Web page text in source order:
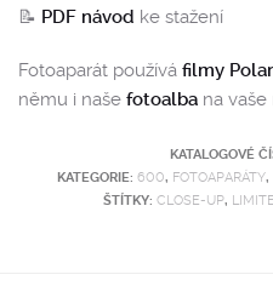
📝 PDF návod ke stažení
Fotoaparát používá filmy
němu i naše fotoalba na vaše
KATALOGOVÉ
KATEGORIE: 600, FOTOAPARÁTY,
ŠTÍTKY: CLOSE-UP,